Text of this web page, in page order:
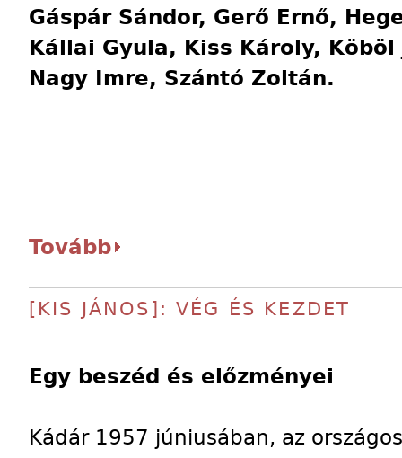
Gáspár Sándor, Gerő Ernő,
Kállai Gyula, Kiss Károly, Köböl
Nagy Imre, Szántó Zoltán.
Tovább
[KIS JÁNOS]: VÉG ÉS KEZDET
Egy beszéd és előzményei
Kádár 1957 júniusában, az